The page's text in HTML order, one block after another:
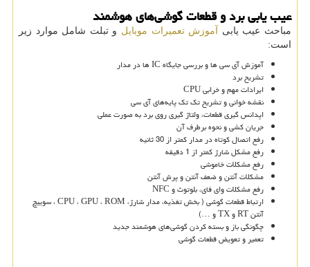
عیب یابی برد و قطعات گوشی‌های هوشمند
مباحث عیب یابی آموزش تعمیرات موبایل و تبلت شامل موارد زیر
است:
آموزش آی سی ها و بررسی جایگاه IC ها در مدار
تشریح برد
ایرادات مهم و خرابی CPU
نقشه خوانی و تشریح تک تک پایه‌های آی سی‌
اپدانس گیری قطعات، ولتاژ گیری روی برد به صورت عملی
جریان کشی و نحوه برطرف آن
رفع اتصال کوتاه در مدار کمتر از 30 ثانیه
رفع مشکل شارژ کمتر از 1 دقیقه
رفع مشکلات خاموشی
مشکلات آنتن و ضعف آنتن و پرش آنتن
رفع مشکلات وای فای، بلوتوث و NFC
ارتباط قطعات گوشی ( بخش تغذیه، مدار شارژ، CPU ، GPU ، ROM ، سوییچ
آنتن RT و TX و …)
چگونگی باز و بسته کردن گوشی‌های هوشمند جدید
تعمیر و تعویض قطعات گوشی